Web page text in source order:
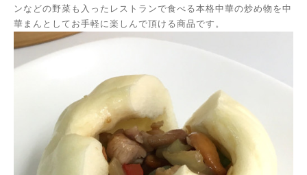
ンなどの野菜も入ったレストランで食べる本格中華の炒め物を中
華まんとしてお手軽に楽しんで頂ける商品です。